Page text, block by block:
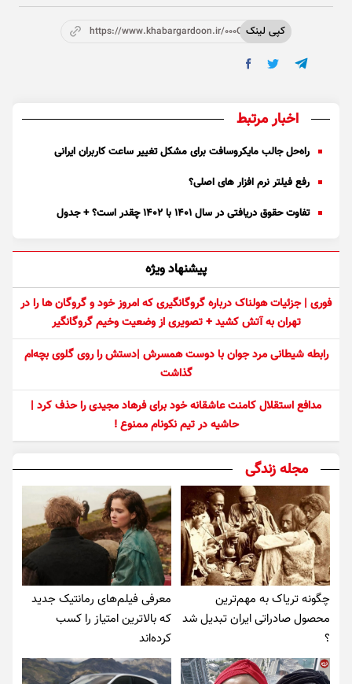
کپی لینکhttps://www.khabargardoon.ir/000Or5
اخبار مرتبط
راه‌حل جالب مایکروسافت برای مشکل تغییر ساعت کاربران ایرانی
رفع فیلتر نرم افزار های اصلی؟
تفاوت حقوق دریافتی‌ در سال ۱۴۰۱ با ۱۴۰۲ چقدر است؟ + جدول
پیشنهاد ویژه
فوری | جزئیات هولناک درباره گروگانگیری که امروز خود و گروگان ها را در
تهران به آتش کشید + تصویری از وضعیت وخیم گروگانگیر
رابطه شیطانی مرد جوان با دوست همسرش |دستش را روی گلوی بچه‌ام
گذاشت
مدافع استقلال کامنت عاشقانه خود برای فرهاد مجیدی را حذف کرد |
حاشیه در تیم نکونام ممنوع !
مجله زندگی
چگونه تریاک به مهم‌ترین
محصول صادراتی ایران تبدیل شد
؟
معرفی فیلم‌های رمانتیک جدید
که بالاترین امتیاز را کسب
کرده‌اند